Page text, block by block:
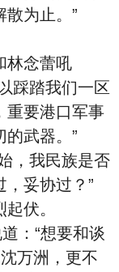
为止。”
林念蕾吼
踩踏我们一区
重要港口军事
武器。”
，我民族是否
妥协过？”
伏。
：“想要和谈
万洲，更不